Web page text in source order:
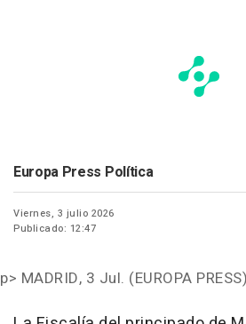
Europa Press Política
Viernes, 3 julio 2026
Publicado: 12:47
p> MADRID, 3 Jul. (EUROPA